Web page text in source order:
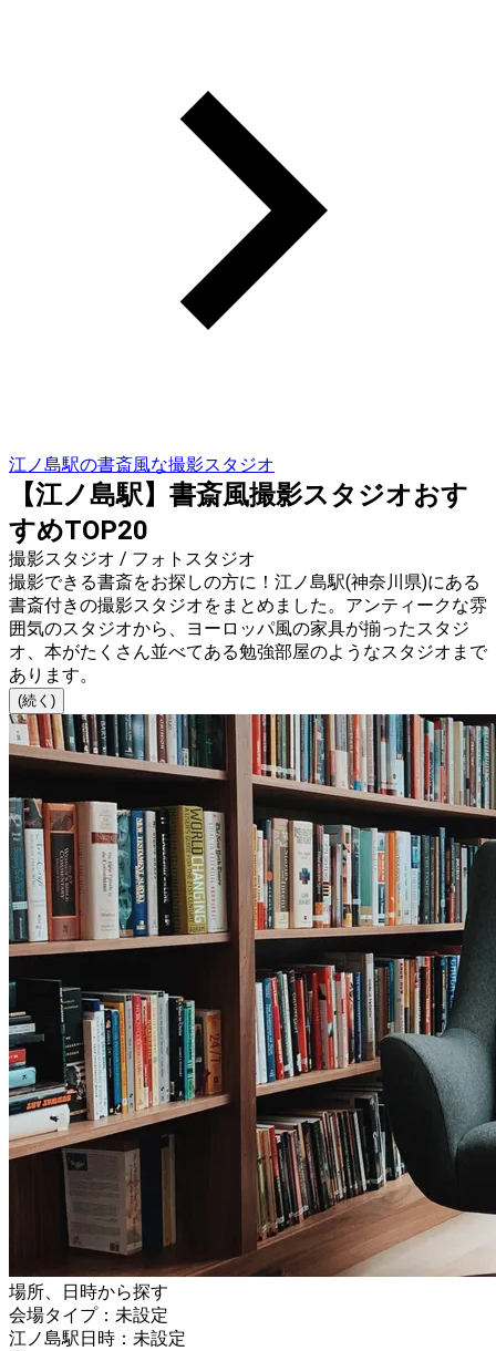
江ノ島駅の書斎風な撮影スタジオ
【江ノ島駅】書斎風撮影スタジオおす
すめTOP20
撮影スタジオ / フォトスタジオ
撮影できる書斎をお探しの方に！江ノ島駅(神奈川県)にある
書斎付きの撮影スタジオをまとめました。アンティークな雰
囲気のスタジオから、ヨーロッパ風の家具が揃ったスタジ
オ、本がたくさん並べてある勉強部屋のようなスタジオまで
あります。
(続く)
場所、日時から探す
会場タイプ：未設定
江ノ島駅日時：未設定